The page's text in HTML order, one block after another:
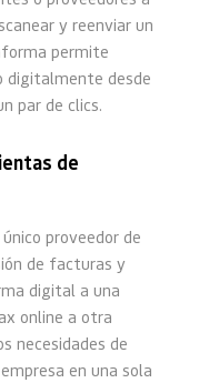
y reenviar un
permite
digitalmente desde
par de clics.
de
proveedor de
de facturas y
digital a una
online a otra
necesidades de
en una sola